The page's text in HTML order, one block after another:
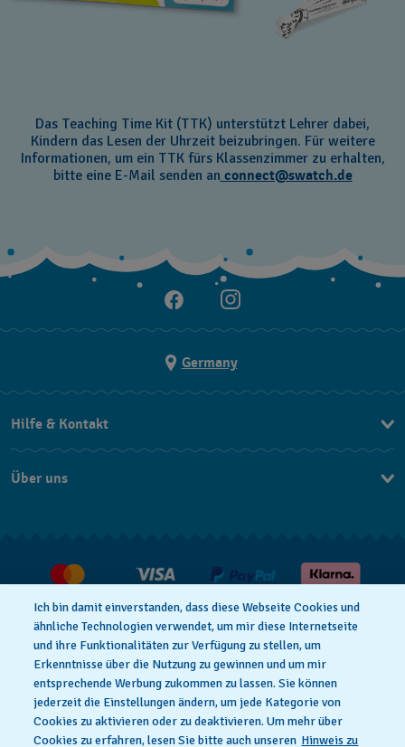
Das Teaching Time Kit (TTK) unterstützt Lehrer dabei,
Kindern das Lesen der Uhrzeit beizubringen. Für weitere
Informationen, um ein TTK fürs Klassenzimmer zu erhalten,
bitte eine E-Mail senden an connect@swatch.de
Germany
Hilfe & Kontakt
Kontakt
Verkaufs- und Lieferbedingungen
Vertrag widerrufen
Über uns
Datenschutzbedingungen Cookies Hinweis
Ich bin damit einverstanden, dass diese Webseite Cookies und
ähnliche Technologien verwendet, um mir diese Internetseite
und ihre Funktionalitäten zur Verfügung zu stellen, um
Erkenntnisse über die Nutzung zu gewinnen und um mir
entsprechende Werbung zukommen zu lassen. Sie können
jederzeit die Einstellungen ändern, um jede Kategorie von
Cookies zu aktivieren oder zu deaktivieren. Um mehr über
Cookies zu erfahren, lesen Sie bitte auch unseren Hinweis zu